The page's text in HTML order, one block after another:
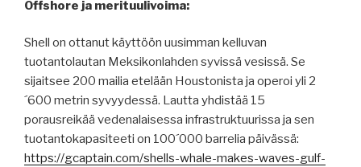
Offshore ja merituulivoima:
Shell on ottanut käyttöön uusimman kelluvan
tuotantolautan Meksikonlahden syvissä vesissä. Se
sijaitsee 200 mailia etelään Houstonista ja operoi yli 2
´600 metrin syvyydessä. Lautta yhdistää 15
porausreikää vedenalaisessa infrastruktuurissa ja sen
tuotantokapasiteeti on 100´000 barrelia päivässä:
https://gcaptain.com/shells-whale-makes-waves-gulf-